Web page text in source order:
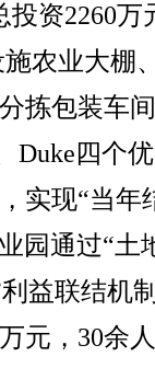
资2260万
农业大棚
拣包装车
Duke四个
实现“当年
园通过“土
益联结机
元，30余